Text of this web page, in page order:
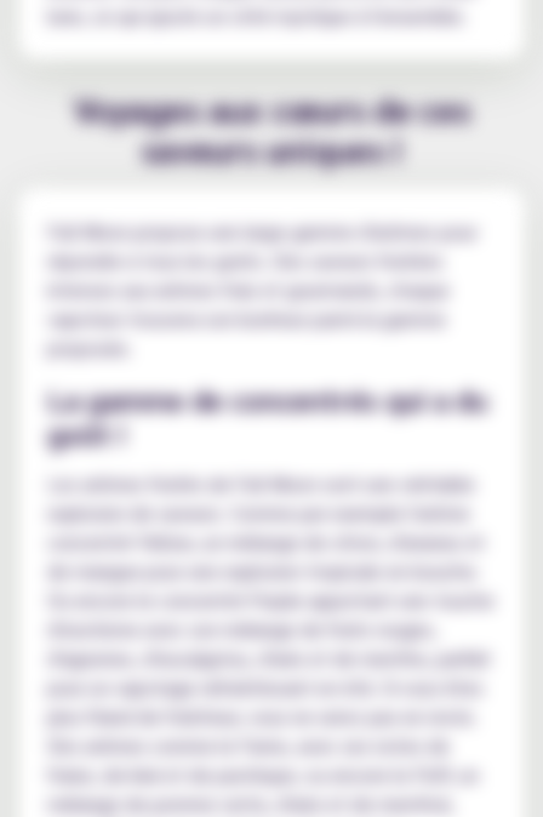
Voyages aux cœurs de ces
saveurs uniques !
Full Moon propose une large gamme d'arômes pour
intenses aux arômes frais et gourmands, chaque
vapoteur trouvera son bonheur parmi la gamme
La gamme de concentrés qui a du
goût !
Les arômes fruités de Full Moon sont une véritable
explosion de saveurs. Comme par exemple l'arôme
concentré Yellow, un mélange de citron, d'ananas et
de mangue pour une explosion tropicale en bouche.
Ou encore le concentré Purple apportant une touche
d'exotisme avec son mélange de fruits rouges,
d'agrumes, d'eucalyptus, d'anis et de menthe, parfait
pour un vapotage rafraîchissant en été. Si vous êtes
fraise, de kiwi et de pastèque, ou encore le Puff, un
mélange de pomme verte, d'anis et de menthol,